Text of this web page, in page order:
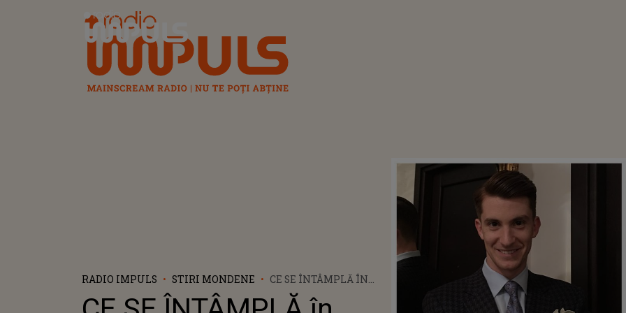
Radio Impuls
RADIO IMPULS STIRI MONDENE
CE SE ÎNTÂMPLĂ ÎN
VIAȚA LUI RAREȘ
COJOC? CAMPIONUL LA